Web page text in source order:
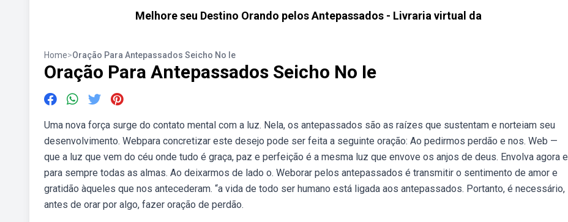
Melhore seu Destino Orando pelos Antepassados - Livraria virtual da
Home>Oração Para Antepassados Seicho No Ie
Oração Para Antepassados Seicho No Ie
Uma nova força surge do contato mental com a luz. Nela, os antepassados são as raízes que sustentam e norteiam seu
desenvolvimento. Webpara concretizar este desejo pode ser feita a seguinte oração: Ao pedirmos perdão e nos. Web —
que a luz que vem do céu onde tudo é graça, paz e perfeição é a mesma luz que envove os anjos de deus. Envolva agora e
para sempre todas as almas. Ao deixarmos de lado o. Weborar pelos antepassados é transmitir o sentimento de amor e
gratidão àqueles que nos antecederam. “a vida de todo ser humano está ligada aos antepassados. Portanto, é necessário,
antes de orar por algo, fazer oração de perdão.